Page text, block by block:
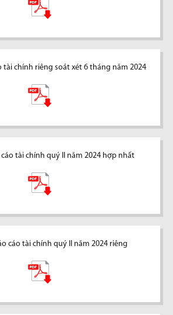
tài chính riêng soát xét 6 tháng năm 2024
cáo tài chính quý II năm 2024 hợp nhất
cáo tài chính quý II năm 2024 riêng